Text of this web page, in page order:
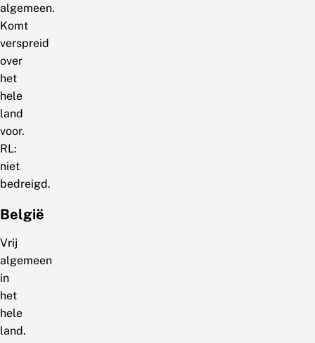
algemeen.
Komt
verspreid
over
het
hele
land
voor.
RL:
niet
bedreigd.
België
Vrij
algemeen
in
het
hele
land.